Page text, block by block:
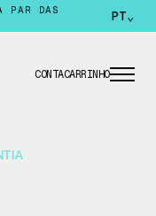
PAR DAS
PT⌄
CONTACARRINHO